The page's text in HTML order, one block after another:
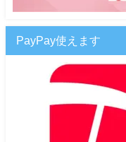
PayPay使えます